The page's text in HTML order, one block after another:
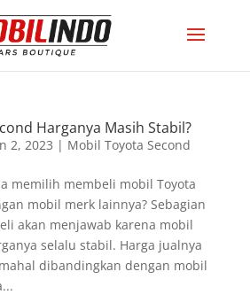
Harganya Masih Stabil?
2, 2023 | Mobil Toyota Second
memilih membeli mobil Toyota
mobil merk lainnya? Sebagian
akan menjawab karena mobil
selalu stabil. Harga jualnya
dibandingkan dengan mobil